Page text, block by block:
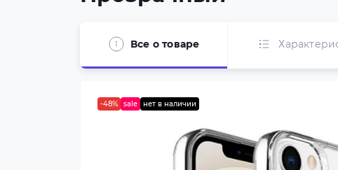
Все о товаре
-48% sale нет в наличии